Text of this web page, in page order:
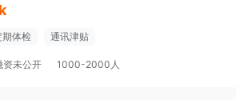
期体检 通讯津贴
资未公开 1000-2000人